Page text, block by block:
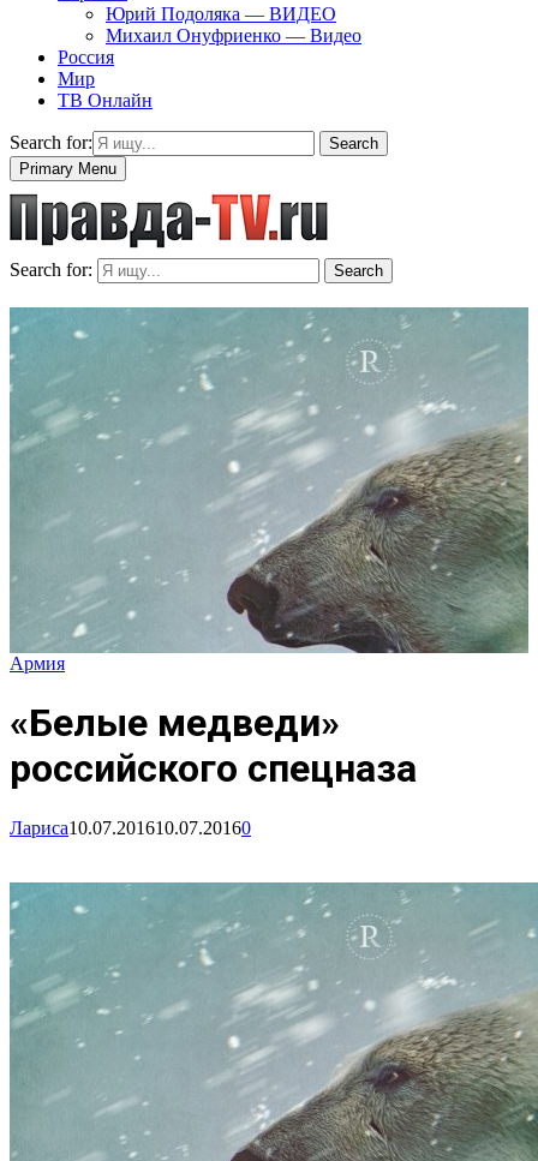
Юрий Подоляка — ВИДЕО
Михаил Онуфриенко — Видео
Россия
Мир
ТВ Онлайн
Search for:
Search
Primary Menu
Search for: Search
Армия
«Белые медведи»
российского спецназа
Лариса10.07.201610.07.20160